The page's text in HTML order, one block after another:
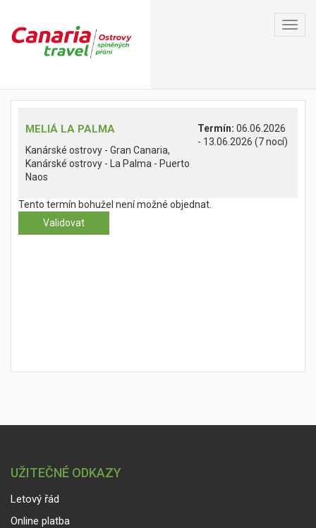
MELIÁ LA PALMA
Kanárské ostrovy - Gran Canaria,
Kanárské ostrovy - La Palma - Puerto
Naos
Termín: 06.06.2026
- 13.06.2026 (7 nocí)
Tento termín bohužel není možné objednat.
UŽITEČNÉ ODKAZY
Letový řád
Online platba